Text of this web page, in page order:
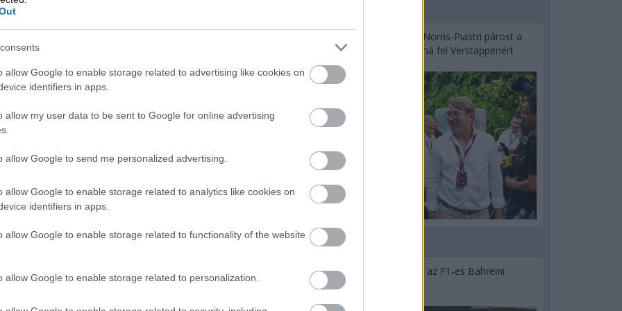
allow Google to enable storage related to advertising like cookies on
identifiers in apps.
allow my user data to be sent to Google for online advertising
allow Google to send me personalized advertising.
allow Google to enable storage related to analytics like cookies on
identifiers in apps.
allow Google to enable storage related to functionality of the website
allow Google to enable storage related to personalization.
de amúgy Leclerc sincs messze tőle. Hátrébb
helyen ezzel.
Piastri előtt, aki mögött másodpercre Hamilton, tőle fél
még nyitott, de egyelőre nem könnyű előzni az
gyorsan esett rá hirtelen Bearman Colapintóra...
into the barriers at Spoon#F1
állapotáról: 50G-s volt a becsapódás, a
a brit lábában, a jobb térde zúzódott kissé.
ügyben! Azért majd a szabályrendszert még
Hakkinen megtartaná a Norris-Piastri párost a
McLarennél, nem borítaná fel Verstappenért
2 napja
Megvan, mikor kezdődik az F1-es Bahreini
Nagydíj Malajziában